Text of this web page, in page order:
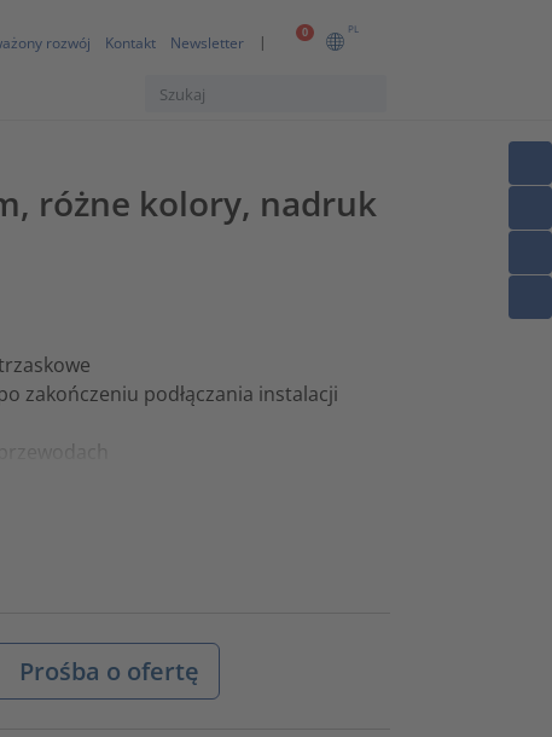
0 PL
rozwój Kontakt Newsletter
różne kolory, nadruk
zakończeniu podłączania instalacji
Prośba o ofertę